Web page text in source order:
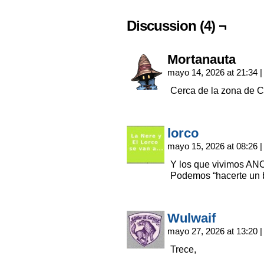
Discussion (4) ¬
Mortanauta
mayo 14, 2026 at 21:34 |
Cerca de la zona de
lorco
mayo 15, 2026 at 08:26 |
Y los que vivimos
Podemos “hacerte un
Wulwaif
mayo 27, 2026 at 13:20 |
Trece,